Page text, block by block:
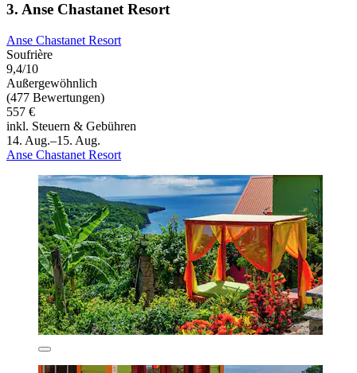
3. Anse Chastanet Resort
Anse Chastanet Resort
Soufrière
9,4/10
Außergewöhnlich
(477 Bewertungen)
557 €
inkl. Steuern & Gebühren
14. Aug.–15. Aug.
Anse Chastanet Resort